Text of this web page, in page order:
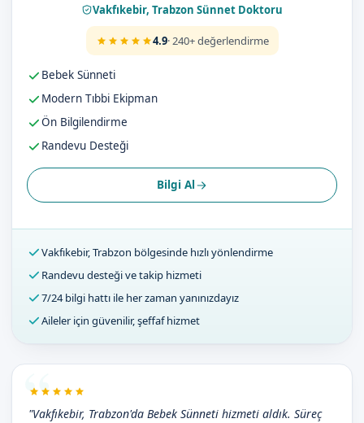
Vakfıkebir, Trabzon Sünnet Doktoru
4.9· 240+ değerlendirme
Bebek Sünneti
Modern Tıbbi Ekipman
Ön Bilgilendirme
Randevu Desteği
Bilgi Al
Vakfıkebir, Trabzon bölgesinde hızlı yönlendirme
Randevu desteği ve takip hizmeti
7/24 bilgi hattı ile her zaman yanınızdayız
Aileler için güvenilir, şeffaf hizmet
"Vakfıkebir, Trabzon'da Bebek Sünneti hizmeti aldık. Süreç